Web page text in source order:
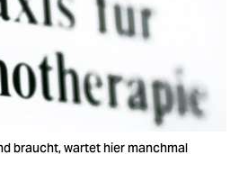
braucht, wartet hier manchmal